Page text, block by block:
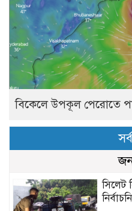
বিকেলে উপকূল পেরোতে
সিলেট